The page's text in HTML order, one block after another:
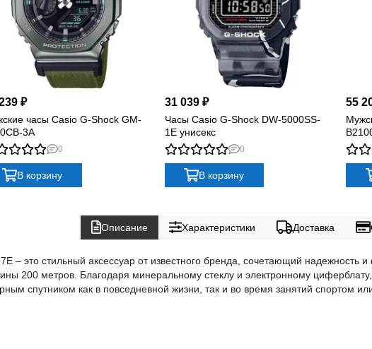
₽
часы Casio G-Shock GM-
3A
0
В корзину
31 039 ₽
Часы Casio G-Shock DW-5000SS-
1E унисекс
0
В корзину
55
Описание Характеристики Доставка
– это стильный аксессуар от известного бренда, сочетающий надежность
200 метров. Благодаря минеральному стеклу и электронному
спутником как в повседневной жизни, так и во время занятий спортом